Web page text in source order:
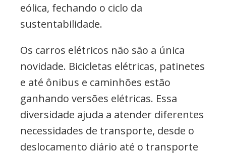
eólica, fechando o ciclo da
sustentabilidade.
Os carros elétricos não são a única
novidade. Bicicletas elétricas, patinetes
e até ônibus e caminhões estão
ganhando versões elétricas. Essa
diversidade ajuda a atender diferentes
necessidades de transporte, desde o
deslocamento diário até o transporte